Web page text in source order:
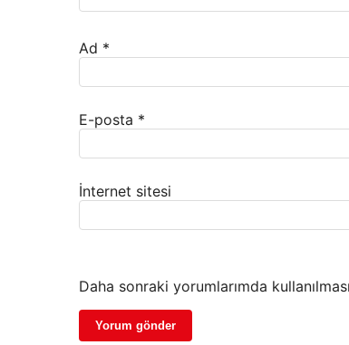
Ad *
E-posta *
İnternet sitesi
Daha sonraki yorumlarımda